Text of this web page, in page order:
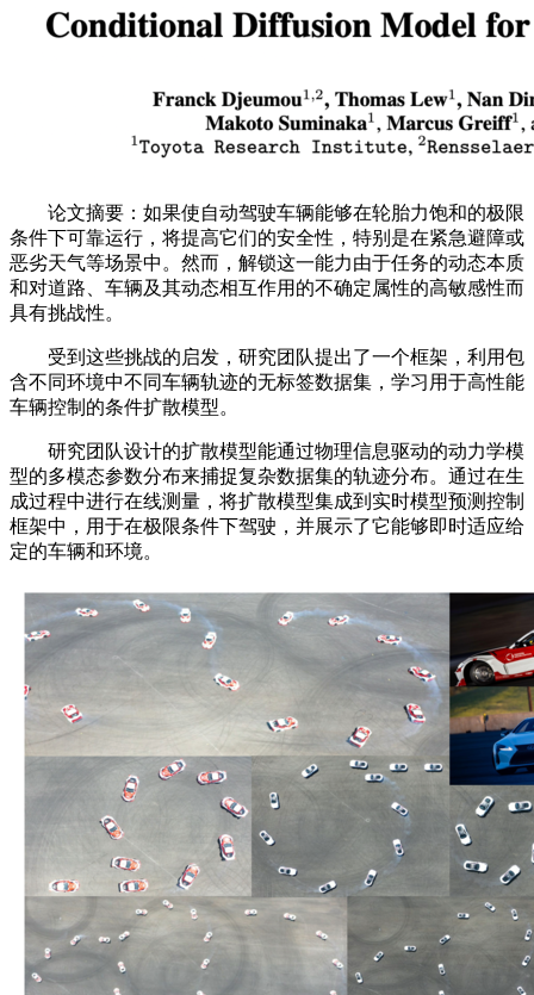
论文摘要：如果使自动驾驶车辆能够在轮胎力饱和的极限
条件下可靠运行，将提高它们的安全性，特别是在紧急避障或
恶劣天气等场景中。然而，解锁这一能力由于任务的动态本质
和对道路、车辆及其动态相互作用的不确定属性的高敏感性而
具有挑战性。
受到这些挑战的启发，研究团队提出了一个框架，利用包
含不同环境中不同车辆轨迹的无标签数据集，学习用于高性能
车辆控制的条件扩散模型。
研究团队设计的扩散模型能通过物理信息驱动的动力学模
型的多模态参数分布来捕捉复杂数据集的轨迹分布。通过在生
成过程中进行在线测量，将扩散模型集成到实时模型预测控制
框架中，用于在极限条件下驾驶，并展示了它能够即时适应给
定的车辆和环境。